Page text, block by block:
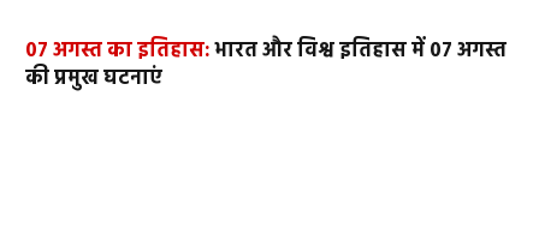
07 अगस्त का इतिहास:भारत और विश्व इतिहास में 07 अगस्त
की प्रमुख घटनाएं